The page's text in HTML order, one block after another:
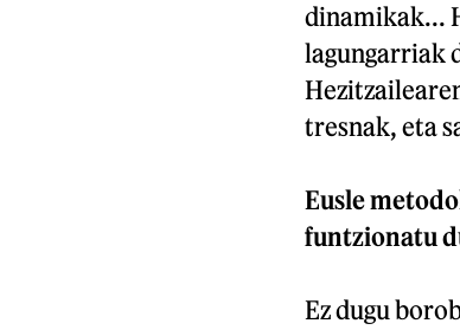
dinamikak...
lagungarriak
tresnak, eta
Eusle
funtzionatu
Ez dugu